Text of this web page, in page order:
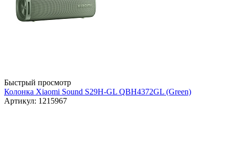
Быстрый просмотр
Колонка Xiaomi Sound S29H-GL QBH4372GL (Green)
Артикул: 1215967